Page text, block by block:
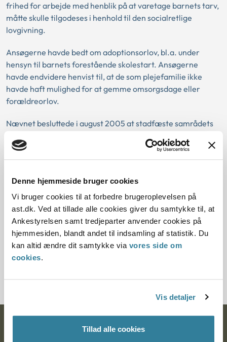
Denne hjemmeside bruger cookies
Vi bruger cookies til at forbedre brugeroplevelsen på
ast.dk. Ved at tillade alle cookies giver du samtykke til, at
Ankestyrelsen samt tredjeparter anvender cookies på
hjemmesiden, blandt andet til indsamling af statistik. Du
kan altid ændre dit samtykke via vores side om
cookies.
Vis detaljer
Tillad alle cookies
frihed for arbejde med henblik på at varetage barnets tarv,
måtte skulle tilgodeses i henhold til den socialretlige
lovgivning.
Ansøgerne havde bedt om adoptionsorlov, bl.a. under
hensyn til barnets forestående skolestart. Ansøgerne
havde endvidere henvist til, at de som plejefamilie ikke
havde haft mulighed for at gemme omsorgsdage eller
forældreorlov.
Nævnet besluttede i august 2005 at stadfæste samrådets
Nævnet kunne henholde sig til samrådets begrundelse for
konkrete barn havde været anbragt hos ansøgerne siden 1-
års alderen, og at der som sådan ikke var tale om en
situation, hvor et adoptivbarn skulle tilpasse sig nye
omgivelser hos adoptanterne.
Nævnet fandt således efter en konkret vurdering ikke, at
der gjorde sig sådanne særlige forhold gældende, at der på
adoptionsorlov.